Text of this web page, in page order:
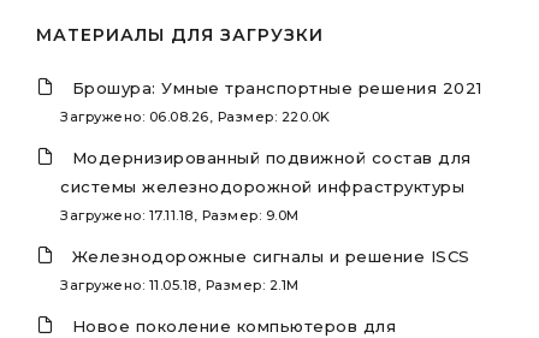
МАТЕРИАЛЫ ДЛЯ ЗАГРУЗКИ
Брошура: Умные транспортные решения 2021
Загружено: 06.08.26, Размер: 220.0K
Модернизированный подвижной состав для
системы железнодорожной инфраструктуры
Загружено: 17.11.18, Размер: 9.0M
Железнодорожные сигналы и решение ISCS
Загружено: 11.05.18, Размер: 2.1M
Новое поколение компьютеров для